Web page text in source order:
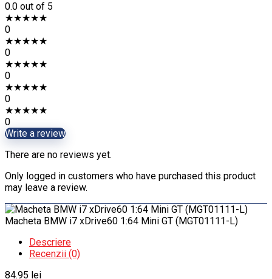
0.0 out of 5
★★★★★
0
★★★★★
0
★★★★★
0
★★★★★
0
★★★★★
0
Write a review
There are no reviews yet.
Only logged in customers who have purchased this product
may leave a review.
Macheta BMW i7 xDrive60 1:64 Mini GT (MGT01111-L)
Descriere
Recenzii (0)
84.95 lei